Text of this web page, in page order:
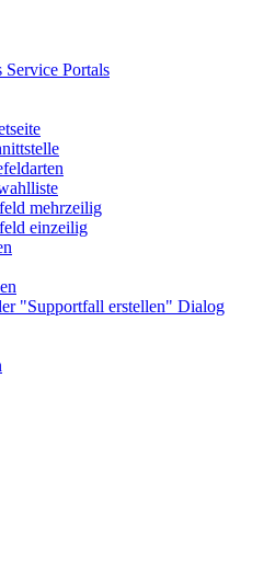
Service Portals
mehrzeilig
einzeilig
"Supportfall erstellen" Dialog